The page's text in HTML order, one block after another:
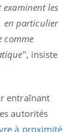
examinent les
en particulier
comme
", insiste
entraînant
autorités
à proximité